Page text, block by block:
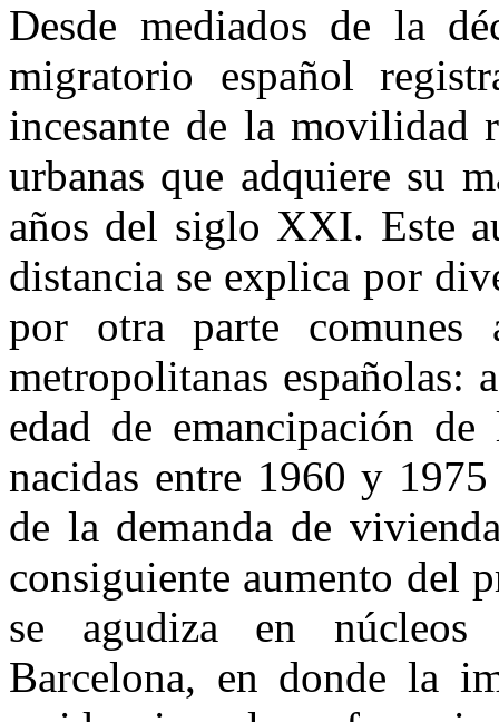
Desde mediados de la
migratorio español
incesante de la movilidad
urbanas que adquiere su
años del siglo XXI. Este
distancia se explica por
por otra parte comunes
metropolitanas españolas:
edad de emancipación
nacidas entre 1960 y
de la demanda de
consiguiente aumento del
se agudiza en núcleos
Barcelona, en donde la